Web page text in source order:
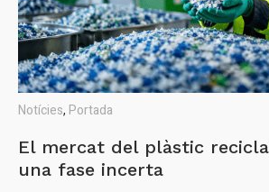
Notícies, Portada
El mercat del plàstic
una fase incerta